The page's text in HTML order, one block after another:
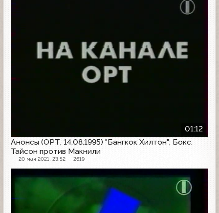
01:12
Анонсы (ОРТ, 14.08.1995) "Бангкок Хилтон"; Бокс.
Тайсон против Макнили
20 мая 2021, 23:52 2619